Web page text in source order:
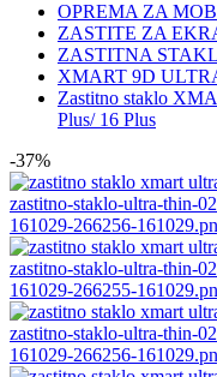
OPREMA ZA
ZASTITE ZA
ZASTITNA
XMART 9D
Zastitno staklo
Plus/ 16 Plus
-37%